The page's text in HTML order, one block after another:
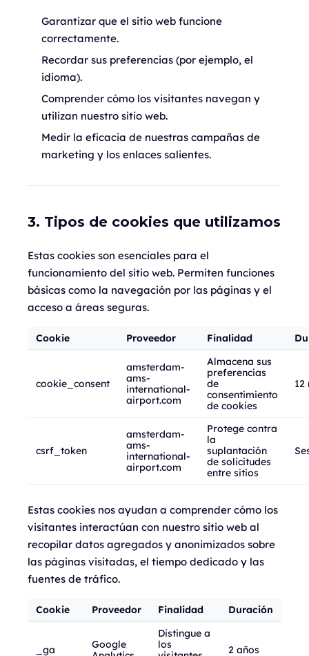
Garantizar que el sitio web funcione
correctamente.
Recordar sus preferencias (por ejemplo, el
idioma).
Comprender cómo los visitantes navegan y
utilizan nuestro sitio web.
Medir la eficacia de nuestras campañas de
marketing y los enlaces salientes.
3. Tipos de cookies que utilizamos
Estas cookies son esenciales para el
funcionamiento del sitio web. Permiten funciones
básicas como la navegación por las páginas y el
acceso a áreas seguras.
Cookie Proveedor Finalidad
cookie_consent
amsterdam-
ams-
international-
airport.com
Almacena sus
preferencias
de
consentimiento
de cookies
12
csrf_token
amsterdam-
ams-
international-
airport.com
Protege contra
la
suplantación
de solicitudes
entre sitios
Estas cookies nos ayudan a comprender cómo los
visitantes interactúan con nuestro sitio web al
recopilar datos agregados y anonimizados sobre
las páginas visitadas, el tiempo dedicado y las
fuentes de tráfico.
Cookie Proveedor Finalidad Duración
_ga
Google
Distingue a
los
2 años